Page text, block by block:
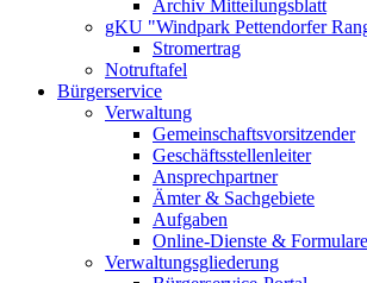
Archiv Mitteilungsblatt
gKU "Windpark Pettendorfer
Stromertrag
Notruftafel
Bürgerservice
Verwaltung
Gemeinschaftsvorsitzender
Geschäftsstellenleiter
Ansprechpartner
Ämter & Sachgebiete
Aufgaben
Online-Dienste & Formulare
Verwaltungsgliederung